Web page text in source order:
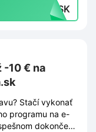
10SK
-10 € na
Stačí vykonať
programu na e-
dokončení